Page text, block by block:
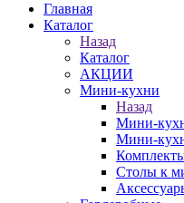
Главная
Каталог
Назад
Каталог
АКЦИИ
Мини-кухни
Назад
Мини-
Мини-
Столы к